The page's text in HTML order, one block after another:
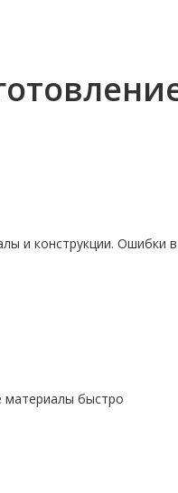
и конструкции. Ошибки в
материалы быстро